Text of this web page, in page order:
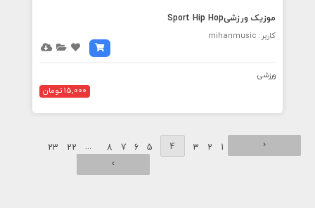
موزیک ورزشیSport Hip Hop
کاربر: mihanmusic
ورزشی
15,000 تومان
‹
1
2
3
4
5
6
7
8
...
22
23
›